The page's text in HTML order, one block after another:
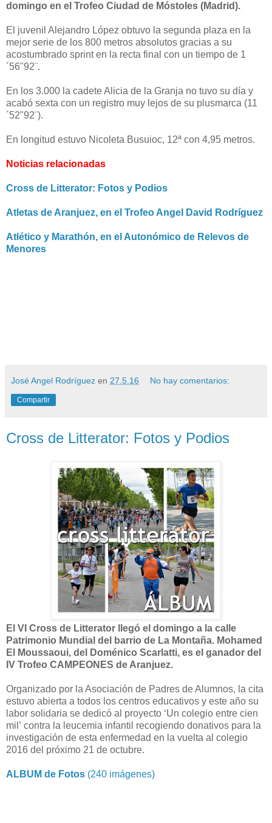
domingo en el Trofeo Ciudad de Móstoles (Madrid).
El juvenil Alejandro López obtuvo la segunda plaza en la
mejor serie de los 800 metros absolutos gracias a su
acostumbrado sprint en la recta final con un tiempo de 1
´56"92¨.
En los 3.000 la cadete Alicia de la Granja no tuvo su día y
acabó sexta con un registro muy lejos de su plusmarca (11
´52"92¨).
En longitud estuvo Nicoleta Busuioc, 12ª con 4,95 metros.
Noticias relacionadas
Cross de Litterator: Fotos y Podios
Atletas de Aranjuez, en el Trofeo Angel David Rodríguez
Atlético y Marathón, en el Autonómico de Relevos de
Menores
José Angel Rodríguez en 27.5.16 No hay comentarios:
Compartir
Cross de Litterator: Fotos y Podios
El VI Cross de Litterator llegó el domingo a la calle
Patrimonio Mundial del barrio de La Montaña. Mohamed
El Moussaoui, del Doménico Scarlatti, es el ganador del
IV Trofeo CAMPEONES de Aranjuez.
Organizado por la Asociación de Padres de Alumnos, la cita
estuvo abierta a todos los centros educativos y este año su
labor solidaria se dedicó al proyecto ‘Un colegio entre cien
mil’ contra la leucemia infantil recogiendo donativos para la
investigación de esta enfermedad en la vuelta al colegio
2016 del próximo 21 de octubre.
ALBUM de Fotos (240 imágenes)